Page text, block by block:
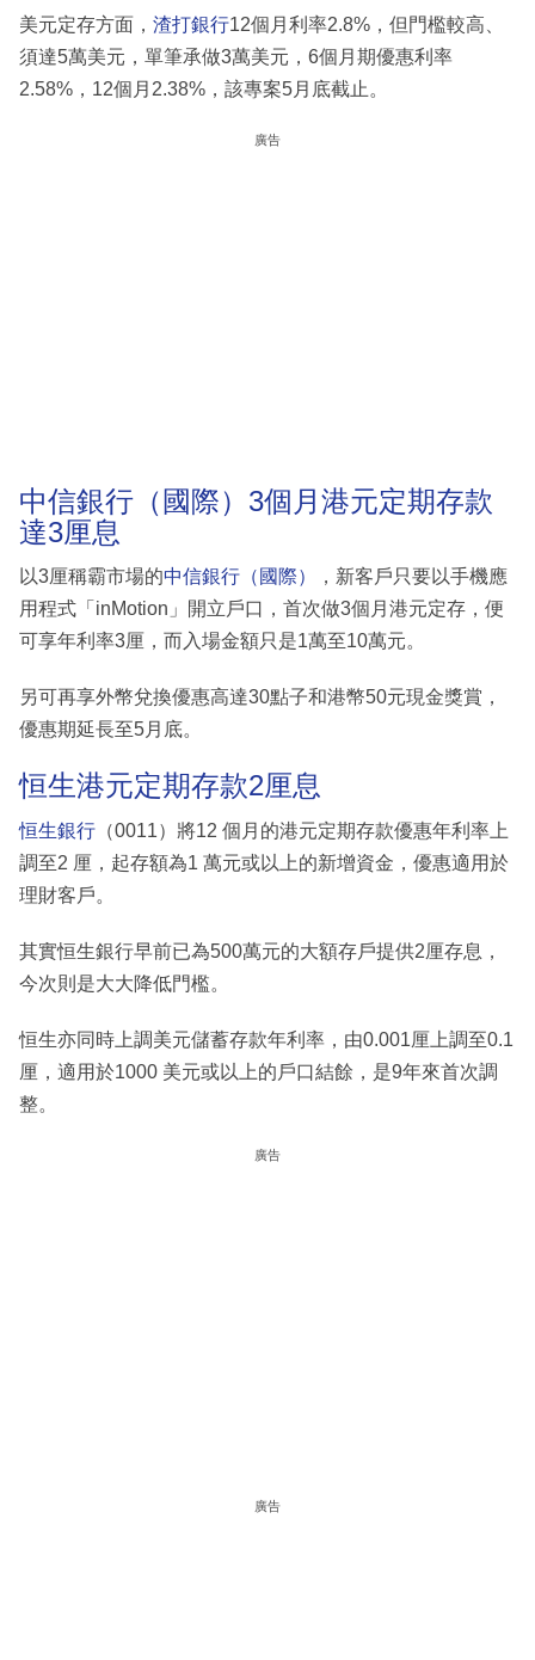
美元定存方面， 渣打銀行12個月利率2.8%，但門檻較高、
須達5萬美元，單筆承做3萬美元，6個月期優惠利率
2.58%，12個月2.38%，該專案5月底截止。
廣告
中信銀行（國際）3個月港元定期存款
達3厘息
以3厘稱霸市場的中信銀行（國際）
，新客戶只要以手機應
用程式「inMotion」開立戶口，首次做3個月港元定存，便
可享年利率3厘，而入場金額只是1萬至10萬元。
另可再享外幣兌換優惠高達30點子和港幣50元現金獎賞，
優惠期延長至5月底。
恒生港元定期存款2厘息
恒生銀行 （0011）將12 個月的港元定期存款優惠年利率上
調至2 厘，起存額為1 萬元或以上的新增資金，優惠適用於
理財客戶。
其實恒生銀行早前已為500萬元的大額存戶提供2厘存息，
今次則是大大降低門檻。
恒生亦同時上調美元儲蓄存款年利率，由0.001厘上調至0.1
厘，適用於1000 美元或以上的戶口結餘，是9年來首次調
整。
廣告
廣告